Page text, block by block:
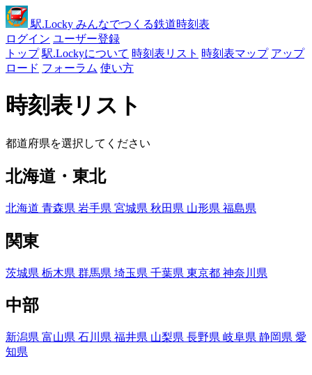
駅.Locky みんなでつくる鉄道時刻表
ログイン ユーザー登録
トップ 駅.Lockyについて 時刻表リスト 時刻表マップ アップ
ロード フォーラム 使い方
時刻表リスト
都道府県を選択してください
北海道・東北
北海道 青森県 岩手県 宮城県 秋田県 山形県 福島県
関東
茨城県 栃木県 群馬県 埼玉県 千葉県 東京都 神奈川県
中部
新潟県 富山県 石川県 福井県 山梨県 長野県 岐阜県 静岡県 愛
知県